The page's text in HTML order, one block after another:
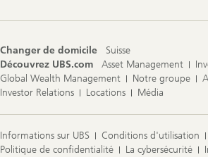
Changer de domicile
Suisse
Découvrez UBS.com
Asset Management
Global Wealth Management
Notre groupe
Investor Relations
Locations Média
Informations sur UBS
Conditions d'utilisation
Politique de confidentialité
La cybersécurité